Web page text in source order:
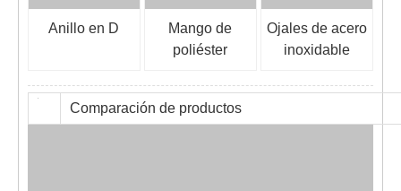
Anillo en D
Mango de
poliéster
Ojales de acero
inoxidable
Comparación de productos